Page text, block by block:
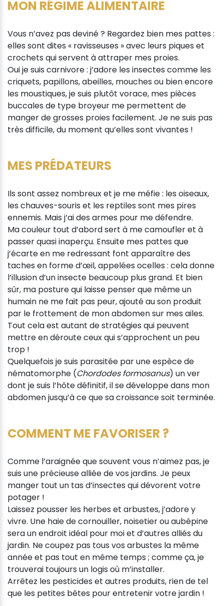
MON RÉGIME ALIMENTAIRE
Vous n’avez pas deviné ? Regardez bien mes pattes :
elles sont dites « ravisseuses » avec leurs piques et
crochets qui servent à attraper mes proies.
Oui je suis carnivore : j’adore les insectes comme les
criquets, papillons, abeilles, mouches ou bien encore
les moustiques, je suis plutôt vorace, mes pièces
buccales de type broyeur me permettent de
manger de grosses proies facilement. Je ne suis pas
très difficile, du moment qu’elles sont vivantes !
MES PRÉDATEURS
Ils sont assez nombreux et je me méfie : les oiseaux,
les chauves-souris et les reptiles sont mes pires
ennemis. Mais j’ai des armes pour me défendre.
Ma couleur tout d’abord sert à me camoufler et à
passer quasi inaperçu. Ensuite mes pattes que
j’écarte en me redressant font apparaître des
taches en forme d’œil, appelées ocelles : cela donne
l’illusion d’un insecte beaucoup plus grand. Et bien
sûr, ma posture qui laisse penser que même un
humain ne me fait pas peur, ajouté au son produit
par le frottement de mon abdomen sur mes ailes.
Tout cela est autant de stratégies qui peuvent
mettre en déroute ceux qui s’approchent un peu
trop !
Quelquefois je suis parasitée par une espèce de
nématomorphe (Chordodes formosanus) un ver
dont je suis l’hôte définitif, il se développe dans mon
abdomen jusqu’à ce que sa croissance soit terminée.
COMMENT ME FAVORISER ?
Comme l’araignée que souvent vous n’aimez pas, je
suis une précieuse alliée de vos jardins. Je peux
manger tout un tas d’insectes qui dévorent votre
potager !
Laissez pousser les herbes et arbustes, j’adore y
vivre. Une haie de cornouiller, noisetier ou aubépine
sera un endroit idéal pour moi et d’autres alliés du
jardin. Ne coupez pas tous vos arbustes la même
année et pas tout en même temps ; comme ça, je
trouverai toujours un logis où m’installer.
Arrêtez les pesticides et autres produits, rien de tel
que les petites bêtes pour entretenir votre jardin !